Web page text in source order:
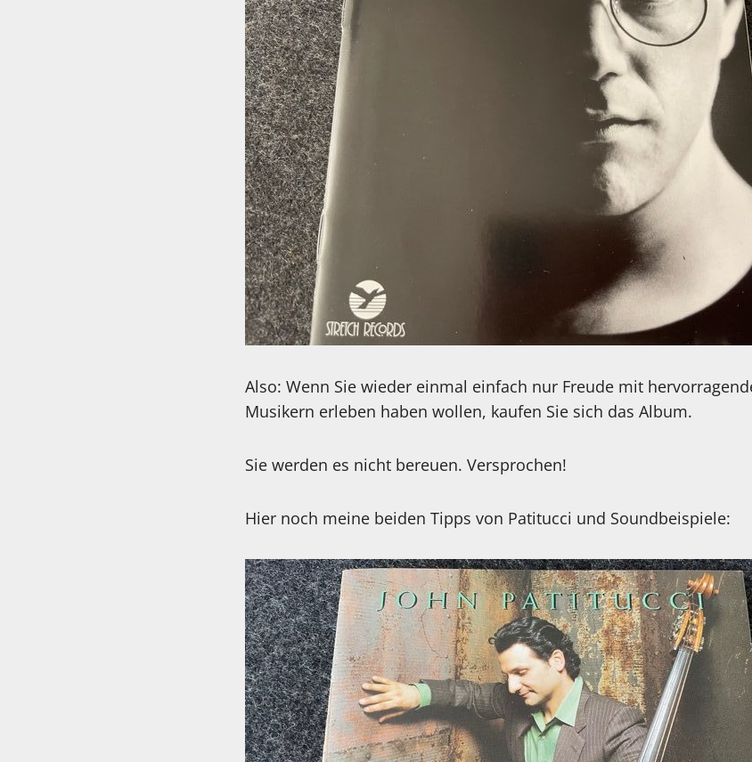
Also: Wenn Sie wieder einmal einfach nur Freude mit
Musikern erleben haben wollen, kaufen Sie sich das Album.
Sie werden es nicht bereuen. Versprochen!
Hier noch meine beiden Tipps von Patitucci und Soundbeispiele: